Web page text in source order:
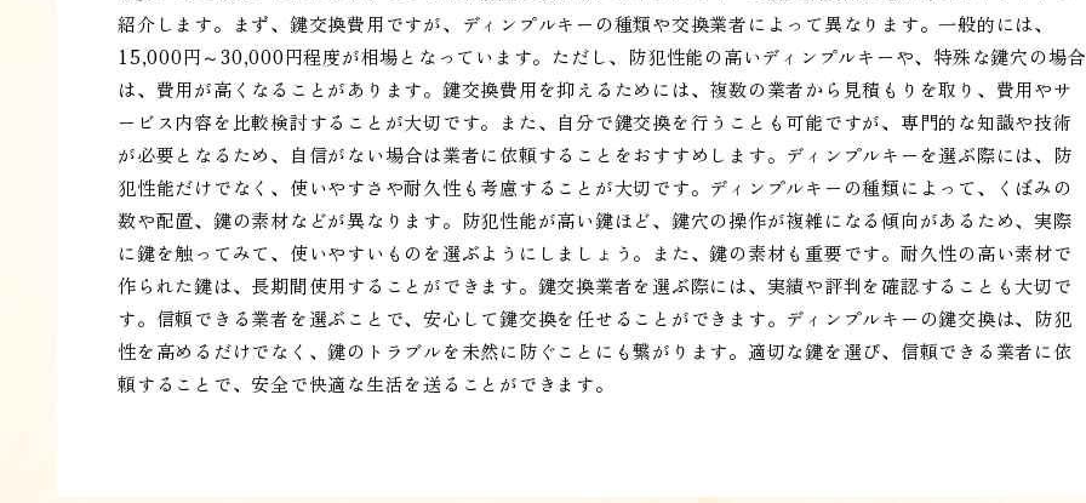
紹介します。まず、鍵交換費用ですが、ディンプルキーの種類や交換業者によって異なります。一般的には、
15,000円～30,000円程度が相場となっています。ただし、防犯性能の高いディンプルキーや、特殊な鍵穴の場合
は、費用が高くなることがあります。鍵交換費用を抑えるためには、複数の業者から見積もりを取り、費用やサ
ービス内容を比較検討することが大切です。また、自分で鍵交換を行うことも可能ですが、専門的な知識や技術
が必要となるため、自信がない場合は業者に依頼することをおすすめします。ディンプルキーを選ぶ際には、防
犯性能だけでなく、使いやすさや耐久性も考慮することが大切です。ディンプルキーの種類によって、くぼみの
数や配置、鍵の素材などが異なります。防犯性能が高い鍵ほど、鍵穴の操作が複雑になる傾向があるため、実際
に鍵を触ってみて、使いやすいものを選ぶようにしましょう。また、鍵の素材も重要です。耐久性の高い素材で
作られた鍵は、長期間使用することができます。鍵交換業者を選ぶ際には、実績や評判を確認することも大切で
す。信頼できる業者を選ぶことで、安心して鍵交換を任せることができます。ディンプルキーの鍵交換は、防犯
性を高めるだけでなく、鍵のトラブルを未然に防ぐことにも繋がります。適切な鍵を選び、信頼できる業者に依
頼することで、安全で快適な生活を送ることができます。